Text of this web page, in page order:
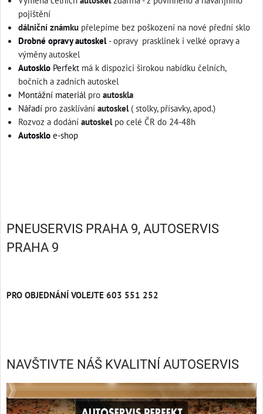
pojištění
dálniční známku přelepíme bez poškození na nové přední sklo
Drobné opravy autoskel- opravy prasklinek i velké opravy a
výměny autoskel
Autosklo Perfekt má k dispozici širokou nabídku čelních,
bočních a zadních autoskel
Montážní materiálpro autoskla
Nářadí pro zasklívání autoskel( stolky, přísavky, apod.)
Rozvoz a dodání autoskel po celé ČR do 24-48h
Autosklo e-shop
PNEUSERVIS PRAHA 9, AUTOSERVIS
PRAHA 9
PRO OBJEDNÁNÍ VOLEJTE 603 551 252
NAVŠTIVTE NÁŠ KVALITNÍ AUTOSERVIS